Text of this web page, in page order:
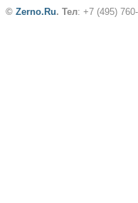
© Zerno.Ru. Тел: +7 (495)